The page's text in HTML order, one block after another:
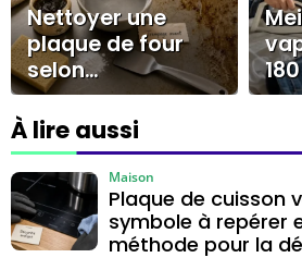
sert à rien
Nettoyer une
plaque de four
selon
l’encrassement :
savon noir,
bicarbonate ou
dégraissant
À lire aussi
Plaque de cuisson
symbole à repérer
méthode pour la
Maison